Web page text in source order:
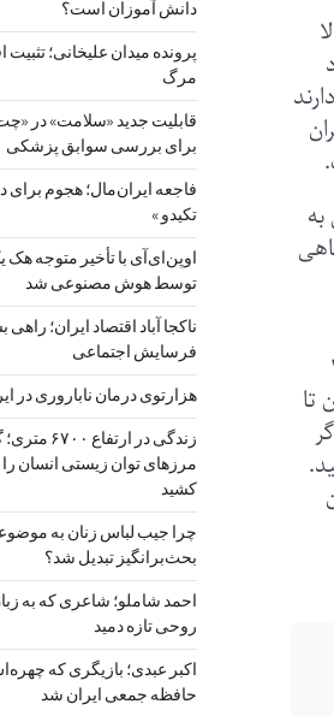
تا
دانش آموزان است؟
پرونده میدان علیخانی؛ تثبیت
مرگ
قابلیت جدید «سلامت» در
برای بررسی سوابق پزشکی
فاجعه ایران‌مال؛ هجوم برای
تکیدو »
اوپن‌ای‌آی با تأخیر متوجه
توسط هوش مصنوعی شد
ناکجا آباد اقتصاد ایران؛
فرسایش اجتماعی
هزارتوی درمان ناباروری در
زندگی در
مرزهای توان زیستی انسان
کشید
چرا جیب‌ لباس زنان به
بحث‌برانگیز تبدیل شد؟
احمد شاملو؛ شاعری که به
روحی تازه دمید
اکبر عبدی؛ بازیگری که
حافظه جمعی ایران شد